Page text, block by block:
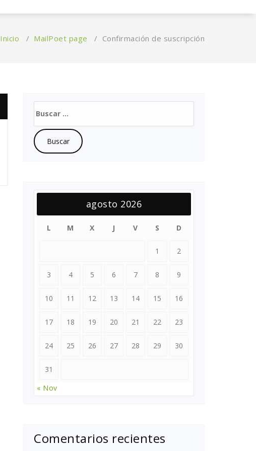
Inicio / MailPoet page / Confirmación de suscripción
agosto 2026
L M X J V S D
1 2
3 4 5 6 7 8 9
10 11 12 13 14 15 16
17 18 19 20 21 22 23
24 25 26 27 28 29 30
31
« Nov
Comentarios recientes